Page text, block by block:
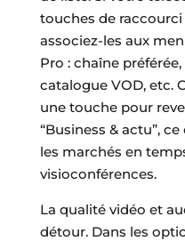
touches de
associez-les aux
Pro : chaîne
catalogue VOD, etc.
une touche pour
“Business & actu”,
les marchés en
visioconférences.
La qualité vidéo et
détour. Dans les